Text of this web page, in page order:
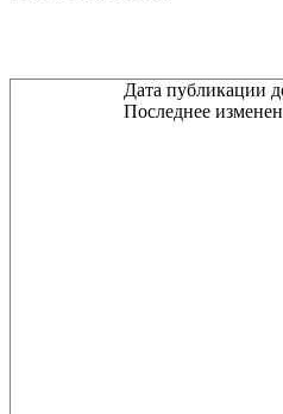
Дата публикации
Последнее